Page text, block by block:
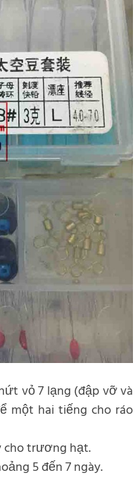
vỏ 7 lạng (đập vỡ và
một hai tiếng cho ráo
cho trương hạt.
5 đến 7 ngày.